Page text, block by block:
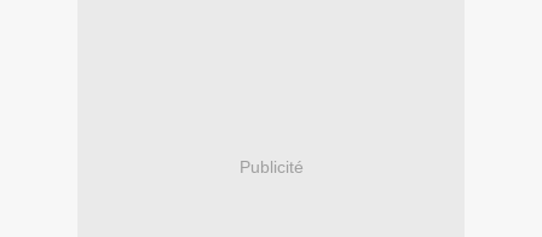
Publicité